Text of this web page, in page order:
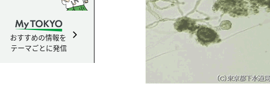
おすすめの情報を
テーマごとに発信